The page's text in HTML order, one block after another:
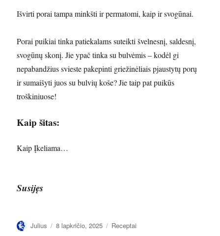
Išvirti porai tampa minkšti ir permatomi, kaip ir svogūnai.
Porai puikiai tinka patiekalams suteikti švelnesnį, saldesnį,
svogūnų skonį. Jie ypač tinka su bulvėmis – kodėl gi
nepabandžius svieste pakepinti griežinėliais pjaustytų porų
ir sumaišyti juos su bulvių koše? Jie taip pat puikūs
troškiniuose!
Kaip šitas:
Kaip Įkeliama…
Susijęs
Autorius
Julius Paskelbta
8 lapkričio, 2025 Kategorijos
Receptai